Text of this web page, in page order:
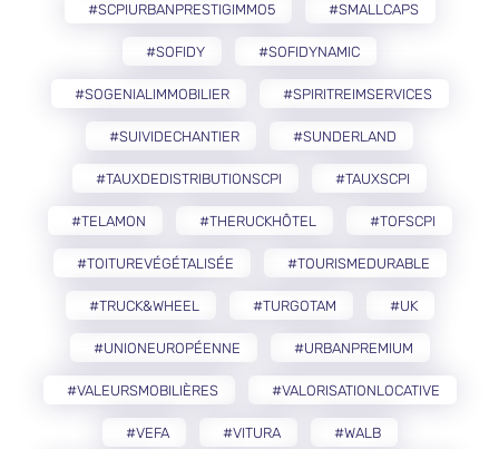
#SCPIURBANPRESTIGIMMO5 #SMALLCAPS
#SOFIDY #SOFIDYNAMIC
#SOGENIALIMMOBILIER #SPIRITREIMSERVICES
#SUIVIDECHANTIER #SUNDERLAND
#TAUXDEDISTRIBUTIONSCPI #TAUXSCPI
#TELAMON #THERUCKHÔTEL #TOFSCPI
#TOITUREVÉGÉTALISÉE #TOURISMEDURABLE
#TRUCK&WHEEL #TURGOTAM #UK
#UNIONEUROPÉENNE #URBANPREMIUM
#VALEURSMOBILIÈRES #VALORISATIONLOCATIVE
#VEFA #VITURA #WALB